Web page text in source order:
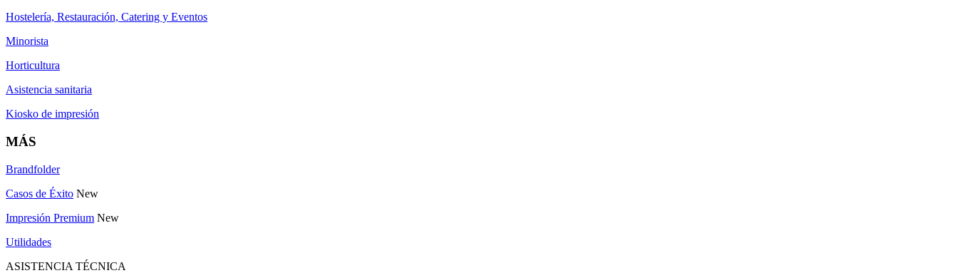
Hostelería, Restauración, Catering y Eventos
Minorista
Horticultura
Asistencia sanitaria
Kiosko de impresión
MÁS
Brandfolder
Casos de Éxito New
Impresión Premium New
Utilidades
ASISTENCIA TÉCNICA